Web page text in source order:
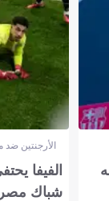
الأرجنتين
الفيفا
شباك